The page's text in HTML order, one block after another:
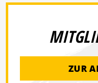
ZUR